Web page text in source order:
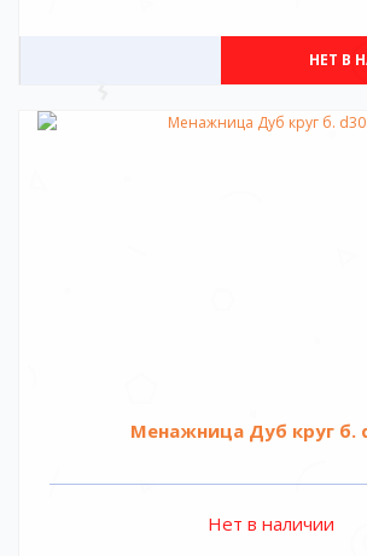
НЕТ В
Менажница Дуб круг б.
Нет в наличии